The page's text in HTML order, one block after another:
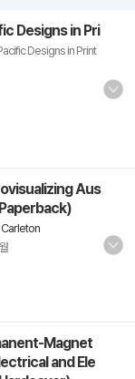
Designs in Pri
Designs in Print
Aus
Magnet
and Ele